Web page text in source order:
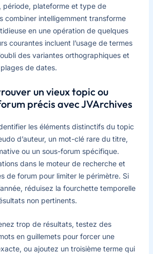
période, plateforme et type de
combiner intelligemment transforme
en une opération de quelques
courantes incluent l’usage de termes
des variantes orthographiques et
de dates.
un vieux topic ou
précis avec JVArchives
les éléments distinctifs du topic
d’auteur, un mot-clé rare du titre,
ou un sous-forum spécifique.
dans le moteur de recherche et
de forum pour limiter le périmètre. Si
réduisez la fourchette temporelle
non pertinents.
trop de résultats, testez des
en guillemets pour forcer une
ou ajoutez un troisième terme qui